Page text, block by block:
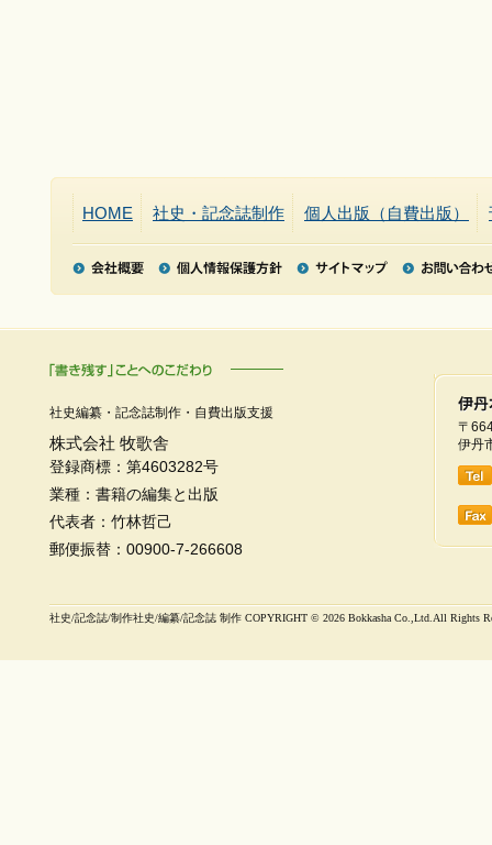
HOME 社史・記念誌制作 個人出版（自費出版）
社史編纂・記念誌制作・自費出版支援
株式会社 牧歌舎
登録商標：第4603282号
業種：書籍の編集と出版
代表者：竹林哲己
郵便振替：00900-7-266608
〒
伊丹
社史/記念誌/制作社史/編纂/記念誌 制作 COPYRIGHT © 2026 Bokkasha Co.,Ltd.All Rights